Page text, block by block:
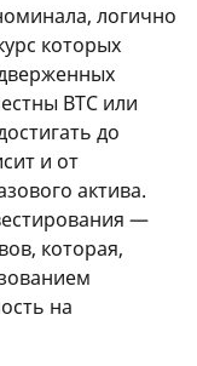
логично
которых
BTC или
до
и от
актива.
—
которая,
на